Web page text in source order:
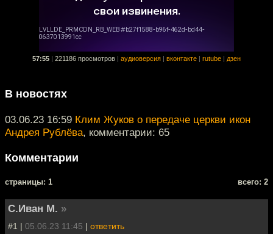
57:55 221186 просмотров аудиоверсия вконтакте rutube дзен
В новостях
03.06.23 16:59 Клим Жуков о передаче церкви икон
Андрея Рублёва, комментарии: 65
Комментарии
cтраницы: 1 всего: 2
С.Иван М. »
#1 | 05.06.23 11:45 | ответить